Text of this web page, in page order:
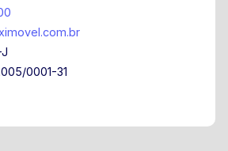
0001-31